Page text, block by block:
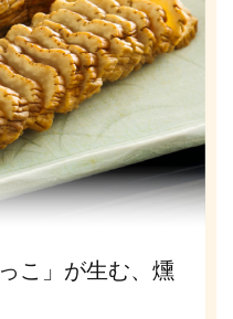
こ」が生む、燻